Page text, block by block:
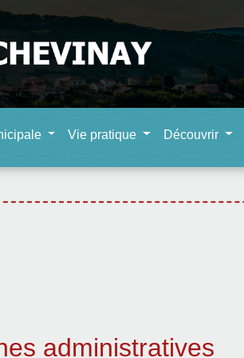
Vie pratique Découvrir
administratives